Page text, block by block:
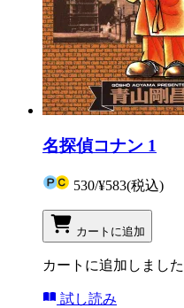
名探偵コナン 1
530/¥583(税込)
カートに追加
カートに追加しました
試し読み